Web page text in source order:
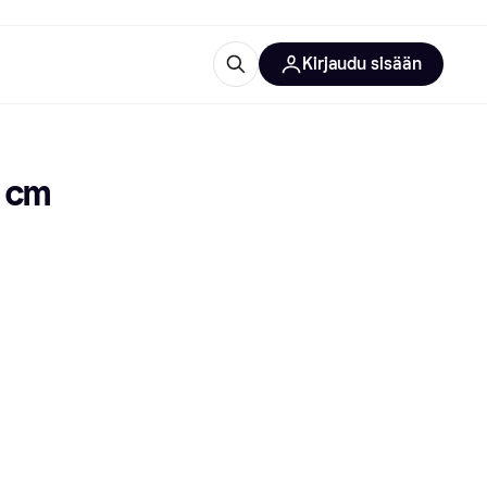
Kirjaudu sisään